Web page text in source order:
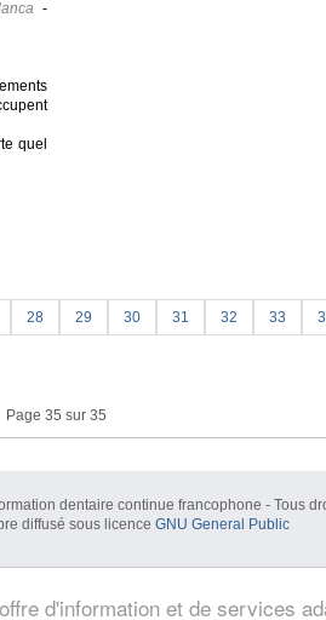
d'information et de services
-
quel
28 29 30 31 32 33
Page 35 sur 35
dentaire continue francophone - Tous
diffusé sous licence GNU General Public